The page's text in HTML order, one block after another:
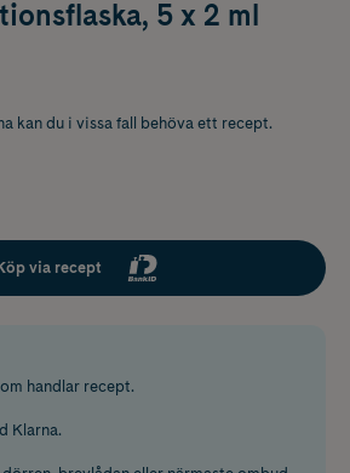
5 x 2 ml
kan du i vissa fall behöva ett recept.
via recept
handlar recept.
Klarna.